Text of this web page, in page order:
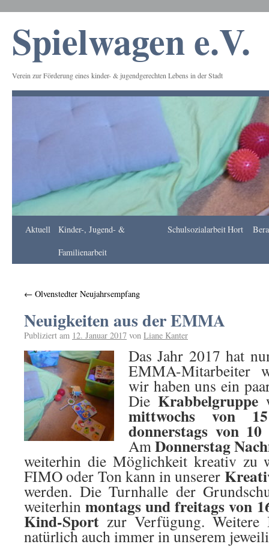
Spielwagen e.V.
Verein zur Förderung eines kinder- & jugendgerechten Lebens in der Stadt
Apotheke
Aktuell
Kinder-, Jugend- &
Familienarbeit
SchulsozialarbeitHort
← Olvenstedter Neujahrsempfang
Neuigkeiten aus der EMMA
Publiziert am 12. Januar 2017 von Liane Kanter
Das Jahr 2017 hat
EMMA-Mitarbeiter
wir haben uns ein
Die Krabbelgruppe
mittwochs von
donnerstags von
AmDonnerstag
weiterhin die Möglichkeit kreativ zu
FIMO oder Ton kann in unserer
werden. Die Turnhalle der
weiterhinmontags und freitags von
Kind-Sport zur Verfügung.
natürlich auch immer in unserem